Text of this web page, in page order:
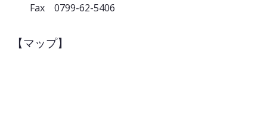
Fax 0799-62-5406
【マップ】